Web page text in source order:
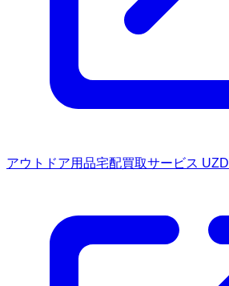
アウトドア用品宅配買取サービス UZD